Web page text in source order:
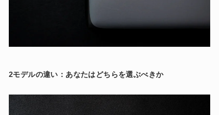
2モデルの違い：あなたはどちらを選ぶべきか